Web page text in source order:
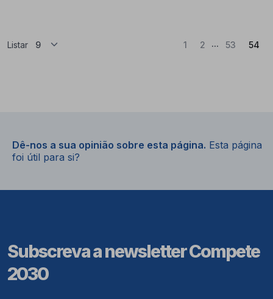
Listar 1 2 ... 53 54
Dê-nos a sua opinião sobre esta página. Esta página
foi útil para si?
Subscreva a newsletter Compete
2030